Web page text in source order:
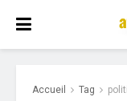
Accueil Tag